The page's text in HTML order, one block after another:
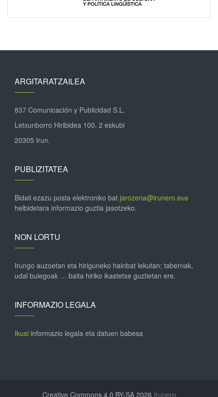
ARGITARATZAILEA
837 Comunicación y Publicidad S.L.
Letxunborro Hiribidea 100, 2 eskubi
20305 Irun.
PUBLIZITATEA
Bidali ezazu posta elektroniko bat jarozena@irunero.eus
helbidetara informazio guztia jasotzeko.
NON LORTU
Irungo auzoetan eta hiriguneko hainbat lekutan; tabernak,
udal bulegoak … baita hiriko ikastetxe guztietan ere.
INFORMAZIO LEGALA
Ikusi informazio legala eta datuen babesa
Creative Commons 4.0 BY-SA 2026 Irunero